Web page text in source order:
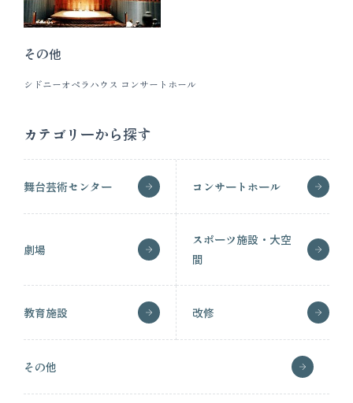
その他
シドニーオペラハウス コンサートホール
カテゴリーから探す
舞台芸術センター コンサートホール
劇場
スポーツ施設・大空
間
教育施設 改修
その他